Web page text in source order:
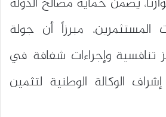
مبرزاً أن جولة
تنافسية وإجراءات شفافة في
الوكالة الوطنية لتثمين